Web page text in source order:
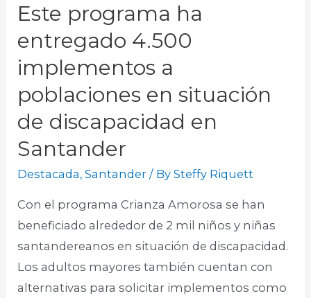
Este programa ha
entregado 4.500
implementos a
poblaciones en situación
de discapacidad en
Santander
Destacada,Santander / BySteffy Riquett
Con el programa Crianza Amorosa se han
beneficiado alrededor de 2 mil niños y niñas
santandereanos en situación de discapacidad.
Los adultos mayores también cuentan con
alternativas para solicitar implementos como